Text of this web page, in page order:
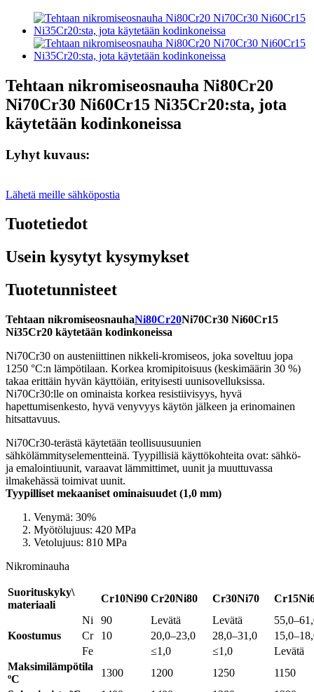
Tehtaan nikromiseosnauha Ni80Cr20
Ni70Cr30 Ni60Cr15 Ni35Cr20:sta, jota
käytetään kodinkoneissa
Lyhyt kuvaus:
Lähetä meille sähköpostia
Tuotetiedot
Usein kysytyt kysymykset
Tuotetunnisteet
Tehtaan nikromiseosnauhaNi80Cr20Ni70Cr30 Ni60Cr15
Ni35Cr20 käytetään kodinkoneissa
Ni70Cr30 on austeniittinen nikkeli-kromiseos, joka soveltuu jopa
1250 °C:n lämpötilaan. Korkea kromipitoisuus (keskimäärin 30 %)
takaa erittäin hyvän käyttöiän, erityisesti uunisovelluksissa.
Ni70Cr30:lle on ominaista korkea resistiivisyys, hyvä
hapettumisenkesto, hyvä venyvyys käytön jälkeen ja erinomainen
hitsattavuus.
Ni70Cr30-terästä käytetään teollisuusuunien
sähkölämmityselementteinä. Tyypillisiä käyttökohteita ovat: sähkö-
ja emalointiuunit, varaavat lämmittimet, uunit ja muuttuvassa
ilmakehässä toimivat uunit.
Tyypilliset mekaaniset ominaisuudet (1,0 mm)
Venymä: 30%
Myötölujuus: 420 MPa
Vetolujuus: 810 MPa
Nikrominauha
Suorituskyky\
materiaali
Cr10Ni90 Cr20Ni80 Cr30Ni70
Koostumus
Ni 90 Levätä Levätä
Cr
10 20,0–23,0 28,0–31,0
Fe
≤1,0 ≤1,0
Levätä
Maksimilämpötila
ºC
1300 1200 1250
1150